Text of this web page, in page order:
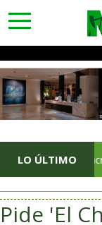
toggle
navigation
LO ÚLTIMO
Veracruz
Pide 'El